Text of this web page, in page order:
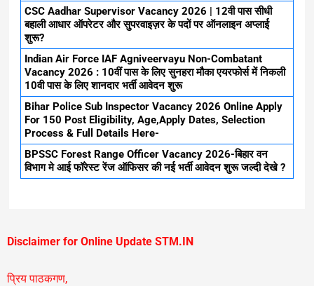
CSC Aadhar Supervisor Vacancy 2026 | 12वी पास सीधी
बहाली आधार ऑपरेटर और सुपरवाइज़र के पदों पर ऑनलाइन अप्लाई
शुरू?
Indian Air Force IAF Agniveervayu Non-Combatant
Vacancy 2026 : 10वीं पास के लिए सुनहरा मौका एयरफोर्स में निकली
10वी पास के लिए शानदार भर्ती आवेदन शुरू
Bihar Police Sub Inspector Vacancy 2026 Online Apply
For 150 Post Eligibility, Age,Apply Dates, Selection
Process & Full Details Here-
BPSSC Forest Range Officer Vacancy 2026-बिहार वन
विभाग मे आई फॉरेस्ट रेंज ऑफिसर की नई भर्ती आवेदन शुरू जल्दी देखे ?
Disclaimer for Online Update STM.IN
प्रिय पाठकगण,